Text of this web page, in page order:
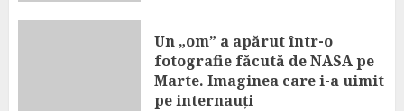
Un „om” a apărut într-o
fotografie făcută de NASA pe
Marte. Imaginea care i-a uimit
pe internauți